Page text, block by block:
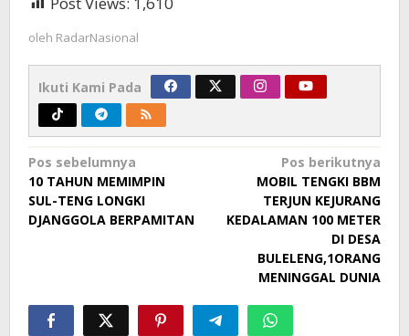
oleh RadarNasional
Ikuti Kami Pada
Navigasi
pos
Pos sebelumnya
10 TAHUN MEMIMPIN
SUL-TENG LONGKI
DJANGGOLA BERPAMITAN
Pos berikutnya
MOBIL TENGKI BBM
TERJUN KEJURANG
KEDALAMAN 100 METER
DI DESA
BULELENG,1ORANG
MENINGGAL DUNIA